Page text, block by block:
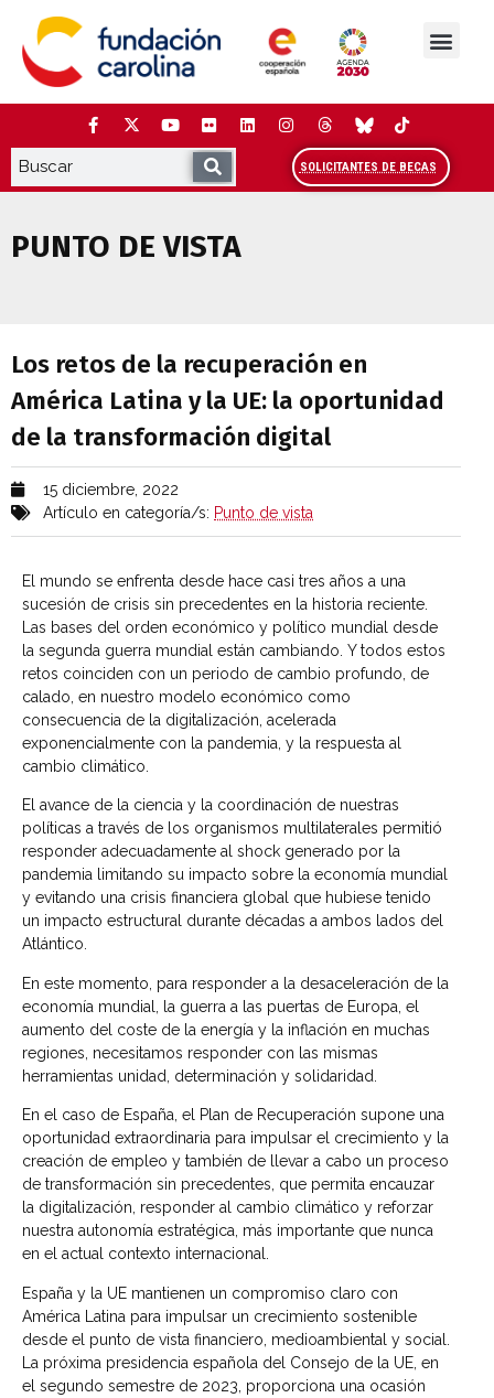
contenido
SOLICITANTES DE BECAS
PUNTO DE VISTA
Los retos de la recuperación en
América Latina y la UE: la oportunidad
de la transformación digital
15 diciembre, 2022
Artículo en categoría/s: Punto de vista
El mundo se enfrenta desde hace casi tres años a una
sucesión de crisis sin precedentes en la historia reciente.
Las bases del orden económico y político mundial desde
la segunda guerra mundial están cambiando. Y todos estos
retos coinciden con un periodo de cambio profundo, de
calado, en nuestro modelo económico como
consecuencia de la digitalización, acelerada
exponencialmente con la pandemia, y la respuesta al
cambio climático.
El avance de la ciencia y la coordinación de nuestras
políticas a través de los organismos multilaterales permitió
responder adecuadamente al shock generado por la
pandemia limitando su impacto sobre la economía mundial
y evitando una crisis financiera global que hubiese tenido
un impacto estructural durante décadas a ambos lados del
Atlántico.
En este momento, para responder a la desaceleración de la
economía mundial, la guerra a las puertas de Europa, el
aumento del coste de la energía y la inflación en muchas
regiones, necesitamos responder con las mismas
herramientas unidad, determinación y solidaridad.
En el caso de España, el Plan de Recuperación supone una
oportunidad extraordinaria para impulsar el crecimiento y la
creación de empleo y también de llevar a cabo un proceso
de transformación sin precedentes, que permita encauzar
la digitalización, responder al cambio climático y reforzar
nuestra autonomía estratégica, más importante que nunca
en el actual contexto internacional.
España y la UE mantienen un compromiso claro con
América Latina para impulsar un crecimiento sostenible
desde el punto de vista financiero, medioambiental y social.
La próxima presidencia española del Consejo de la UE, en
el segundo semestre de 2023, proporciona una ocasión